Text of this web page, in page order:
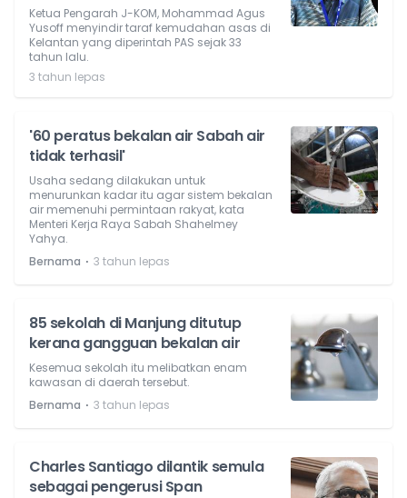
Ketua Pengarah J-KOM, Mohammad Agus
Yusoff menyindir taraf kemudahan asas di
Kelantan yang diperintah PAS sejak 33
tahun lalu.
3 tahun lepas
'60 peratus bekalan air Sabah air
tidak terhasil'
Usaha sedang dilakukan untuk
menurunkan kadar itu agar sistem bekalan
air memenuhi permintaan rakyat, kata
Menteri Kerja Raya Sabah Shahelmey
Yahya.
Bernama ⋅ 3 tahun lepas
85 sekolah di Manjung ditutup
kerana gangguan bekalan air
Kesemua sekolah itu melibatkan enam
kawasan di daerah tersebut.
Bernama ⋅ 3 tahun lepas
Charles Santiago dilantik semula
sebagai pengerusi Span